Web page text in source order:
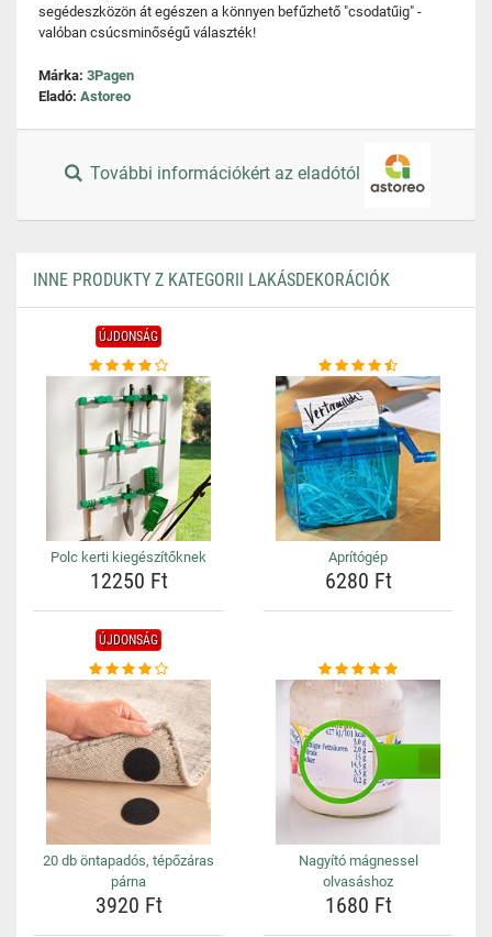
segédeszközön át egészen a könnyen befűzhető "csodatűig" -
valóban csúcsminőségű választék!
Márka: 3Pagen
Eladó: Astoreo
További információkért az eladótól
INNE PRODUKTY Z KATEGORII LAKÁSDEKORÁCIÓK
ÚJDONSÁG
Polc kerti kiegészítőknek
12250 Ft
Aprítógép
6280 Ft
ÚJDONSÁG
20 db öntapadós, tépőzáras
párna
3920 Ft
Nagyító mágnessel
olvasáshoz
1680 Ft